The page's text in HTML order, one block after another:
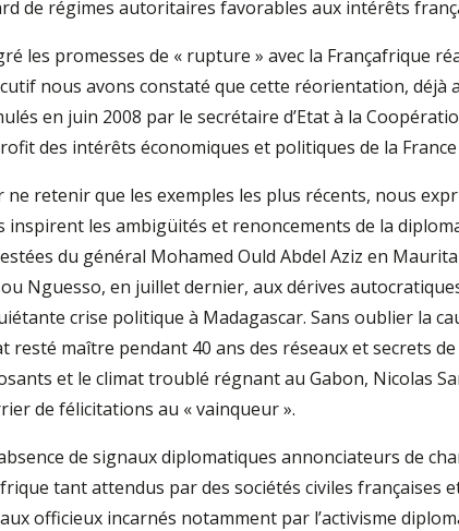
de régimes autoritaires favorables aux intérêts
les promesses de « rupture » avec la Françafrique
nous avons constaté que cette réorientation, déjà
en juin 2008 par le secrétaire d’Etat à la
des intérêts économiques et politiques de la
ne retenir que les exemples les plus récents, nous
inspirent les ambigüités et renoncements de la
du général Mohamed Ould Abdel Aziz en
Nguesso, en juillet dernier, aux dérives
crise politique à Madagascar. Sans oublier la
resté maître pendant 40 ans des réseaux et secrets
et le climat troublé régnant au Gabon, Nicolas
de félicitations au « vainqueur ».
de signaux diplomatiques annonciateurs de
tant attendus par des sociétés civiles françaises
officieux incarnés notamment par l’activisme